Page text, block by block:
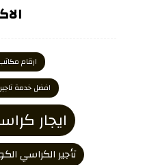
ارقام
افضل خدمة
ايجار
تأجير الكراسي